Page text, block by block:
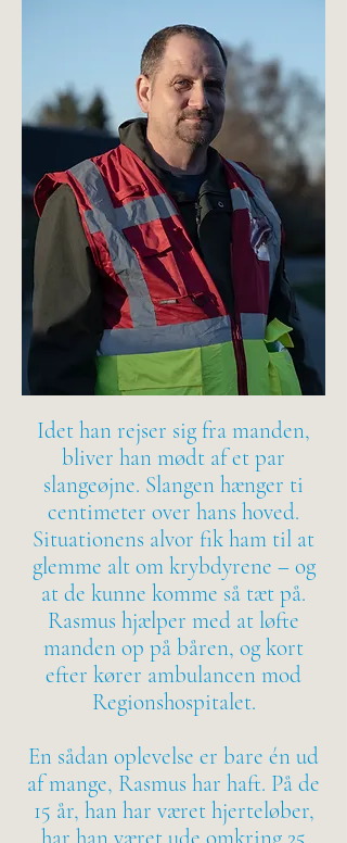
Idet han rejser sig fra manden,
bliver han mødt af et par
slangeøjne. Slangen hænger ti
centimeter over hans hoved.
Situationens alvor fik ham til at
glemme alt om krybdyrene – og
at de kunne komme så tæt på.
Rasmus hjælper med at løfte
manden op på båren, og kort
efter kører ambulancen mod
Regionshospitalet.
En sådan oplevelse er bare én ud
af mange, Rasmus har haft. På de
15 år, han har været hjerteløber,